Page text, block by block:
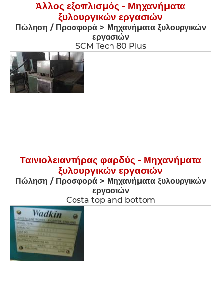
Άλλος εξοπλισμός - Μηχανήματα
ξυλουργικών εργασιών
Πώληση / Προσφορά > Μηχανήματα ξυλουργικών
εργασιών
SCM Tech 80 Plus
Ταινιολειαντήρας φαρδύς - Μηχανήματα
ξυλουργικών εργασιών
Πώληση / Προσφορά > Μηχανήματα ξυλουργικών
εργασιών
Costa top and bottom